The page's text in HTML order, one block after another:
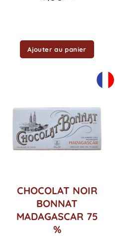
Ajouter au panier
CHOCOLAT NOIR
BONNAT
MADAGASCAR 75
%